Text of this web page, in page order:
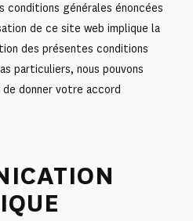
conditions générales énoncées
de ce site web implique la
des présentes conditions
particuliers, nous pouvons
donner votre accord